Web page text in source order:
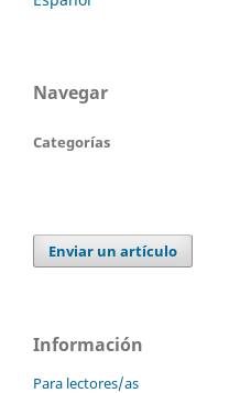
Navegar
Categorías
Enviar un artículo
Información
Para lectores/as